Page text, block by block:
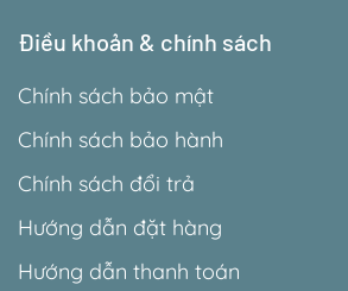
Điều khoản & chính sách
Chính sách bảo mật
Chính sách bảo hành
Chính sách đổi trả
Hướng dẫn đặt hàng
Hướng dẫn thanh toán